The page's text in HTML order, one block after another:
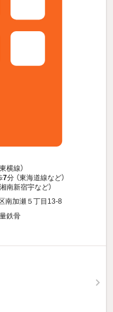
横線）
7分 （東海道線など）
湘南新宿宇など）
南加瀬５丁目13-8
鉄骨